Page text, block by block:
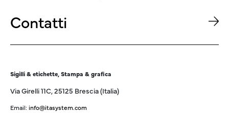
Contatti
Sigilli & etichette, Stampa & grafica
Via Girelli 11C, 25125 Brescia (Italia)
Email: info@itasystem.com